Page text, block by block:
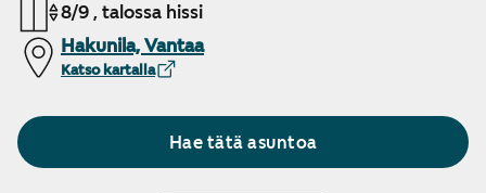
8/9 , talossa hissi
Hakunila, Vantaa
Katso kartalla
Hae tätä asuntoa